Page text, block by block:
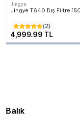
Jingye
Jingye T640 Dış Filtre
(2)
4,999.99 TL
Balık